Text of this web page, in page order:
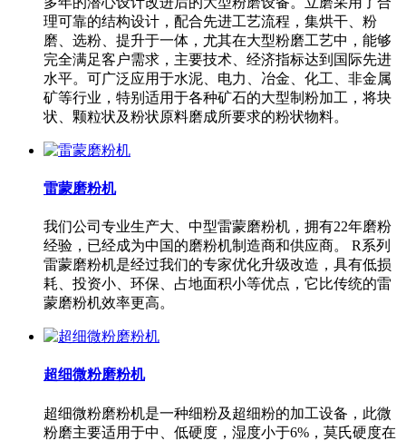
理可靠的结构设计，配合先进工艺流程，集烘干、粉
磨、选粉、提升于一体，尤其在大型粉磨工艺中，能够
完全满足客户需求，主要技术、经济指标达到国际先进
水平。可广泛应用于水泥、电力、冶金、化工、非金属
矿等行业，特别适用于各种矿石的大型制粉加工，将块
状、颗粒状及粉状原料磨成所要求的粉状物料。
雷蒙磨粉机
我们公司专业生产大、中型雷蒙磨粉机，拥有22年磨粉
经验，已经成为中国的磨粉机制造商和供应商。 R系列
雷蒙磨粉机是经过我们的专家优化升级改造，具有低损
耗、投资小、环保、占地面积小等优点，它比传统的雷
蒙磨粉机效率更高。
超细微粉磨粉机
超细微粉磨粉机是一种细粉及超细粉的加工设备，此微
粉磨主要适用于中、低硬度，湿度小于6%，莫氏硬度在